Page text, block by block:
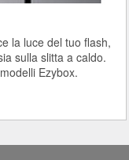
la luce del tuo flash,
sulla slitta a caldo.
Ezybox.